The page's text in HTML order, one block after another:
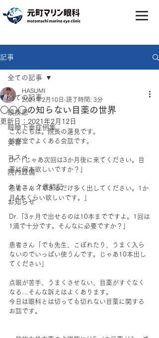
記事
全ての記事
眼疾患
眼瞼下垂症例集
美容
コスメ
院内設備
クリニック歳時記
お知らせ
全ての記事
○○○の知らない目薬の世界
HASUMI
2021年2月10日 読了時間: 3分
更新日： 2021年2月12日
こんにちは。院長の蓮見です。
診察室でよくある会話です。
Dr.「じゃあ次回は3か月後に来てください。目
薬は何本欲しいですか？」
患者さん「できるだけ多く出してください。1か
月4本くらい欲しいです。」
Dr.「3ヶ月で出せるのは10本までですよ。1回は
1滴で十分です。そんなに必要ですか？」
患者さん「でも先生、こぼれたり、うまく入ら
ないのでいっぱい使うんです。じゃあ10本出し
てください」
点眼が苦手、うまくさせない、目薬がすぐなく
なる…そんな訴えはよくあります。
今日は眼科とは切っても切れない目薬に関する
お話です。